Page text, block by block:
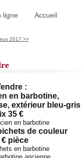
ligne Accueil
2017 >>
:
en barbotine,
extérieur bleu-gris
35 €
de couleur
€ pièce